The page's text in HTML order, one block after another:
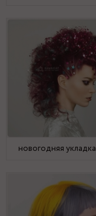
новогодняя укладка